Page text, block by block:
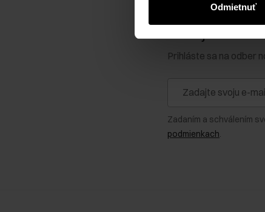
Odmietnuť
Prihláste sa na odber
Zadaním a schválením
podmienkach.